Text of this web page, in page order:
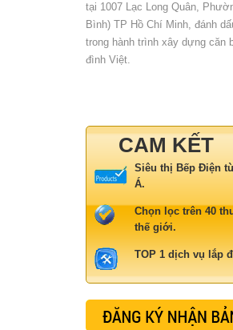
tại 1007 Lạc Long Quân,
Bình) TP Hồ Chí Minh, đánh
trong hành trình xây dựng căn
đình Việt.
CAM KẾT
Siêu thị Bếp Điện
Á.
Chọn lọc trên 40
thế giới.
TOP 1 dịch vụ lắp